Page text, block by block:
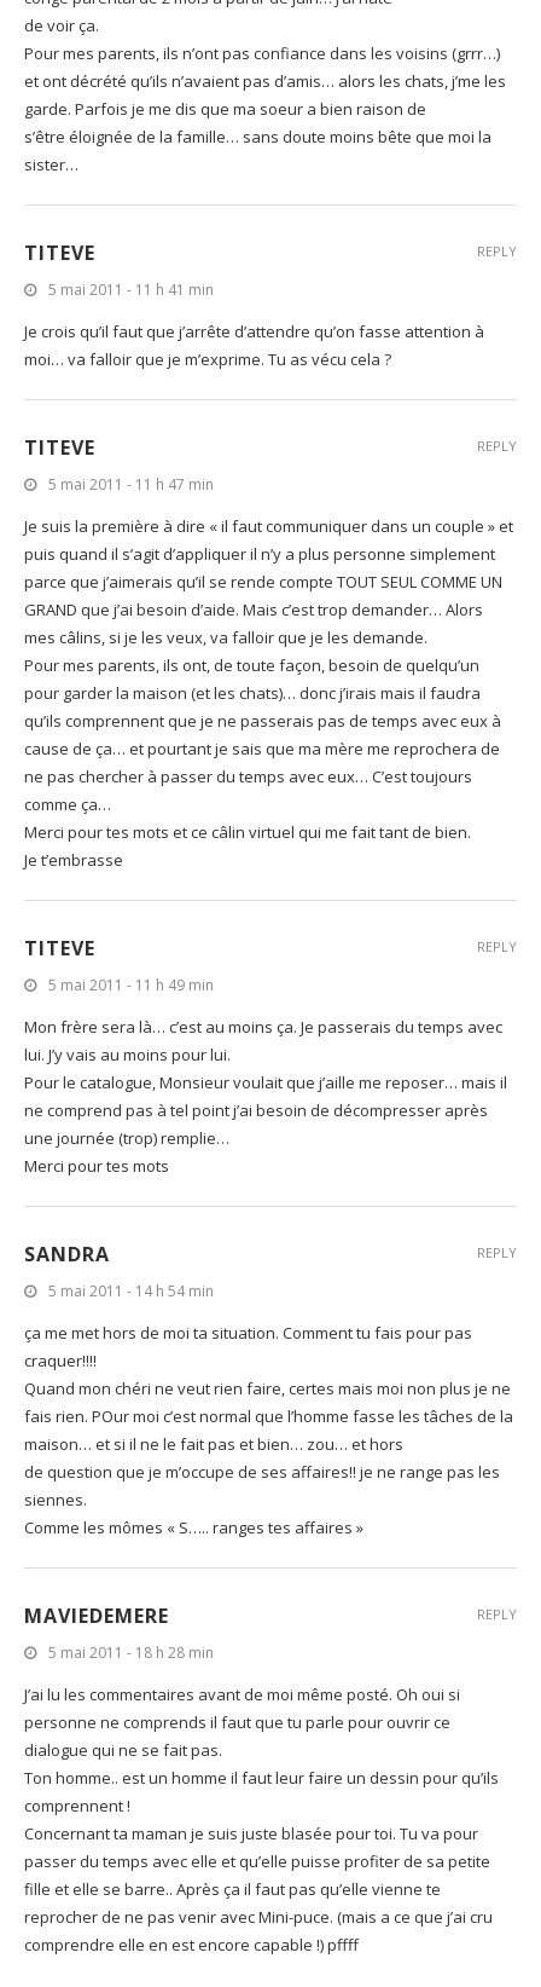
de voir ça.
Pour mes parents, ils n’ont pas confiance dans les voisins (grrr…)
et ont décrété qu’ils n’avaient pas d’amis… alors les chats, j’me les
garde. Parfois je me dis que ma soeur a bien raison de
s’être éloignée de la famille… sans doute moins bête que moi la
sister…
TITEVE
5 mai 2011 - 11 h 41 min
Je crois qu’il faut que j’arrête d’attendre qu’on fasse attention à
moi… va falloir que je m’exprime. Tu as vécu cela ?
REPLY
TITEVE
5 mai 2011 - 11 h 47 min
Je suis la première à dire « il faut communiquer dans un couple » et
puis quand il s’agit d’appliquer il n’y a plus personne simplement
parce que j’aimerais qu’il se rende compte TOUT SEUL COMME UN
GRAND que j’ai besoin d’aide. Mais c’est trop demander… Alors
mes câlins, si je les veux, va falloir que je les demande.
Pour mes parents, ils ont, de toute façon, besoin de quelqu’un
pour garder la maison (et les chats)… donc j’irais mais il faudra
qu’ils comprennent que je ne passerais pas de temps avec eux à
cause de ça… et pourtant je sais que ma mère me reprochera de
ne pas chercher à passer du temps avec eux… C’est toujours
comme ça…
Merci pour tes mots et ce câlin virtuel qui me fait tant de bien.
Je t’embrasse
REPLY
TITEVE
5 mai 2011 - 11 h 49 min
Mon frère sera là… c’est au moins ça. Je passerais du temps avec
lui. J’y vais au moins pour lui.
Pour le catalogue, Monsieur voulait que j’aille me reposer… mais il
ne comprend pas à tel point j’ai besoin de décompresser après
une journée (trop) remplie…
Merci pour tes mots
REPLY
SANDRA
5 mai 2011 - 14 h 54 min
ça me met hors de moi ta situation. Comment tu fais pour pas
craquer!!!!
Quand mon chéri ne veut rien faire, certes mais moi non plus je ne
fais rien. POur moi c’est normal que l’homme fasse les tâches de la
maison… et si il ne le fait pas et bien… zou… et hors
de question que je m’occupe de ses affaires!! je ne range pas les
siennes.
Comme les mômes « S….. ranges tes affaires »
REPLY
MAVIEDEMERE
5 mai 2011 - 18 h 28 min
J’ai lu les commentaires avant de moi même posté. Oh oui si
personne ne comprends il faut que tu parle pour ouvrir ce
dialogue qui ne se fait pas.
Ton homme.. est un homme il faut leur faire un dessin pour qu’ils
comprennent !
Concernant ta maman je suis juste blasée pour toi. Tu va pour
passer du temps avec elle et qu’elle puisse profiter de sa petite
fille et elle se barre.. Après ça il faut pas qu’elle vienne te
reprocher de ne pas venir avec Mini-puce. (mais a ce que j’ai cru
comprendre elle en est encore capable !) pffff
REPLY